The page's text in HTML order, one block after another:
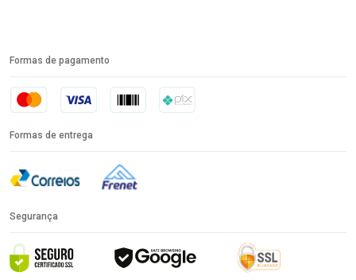
Formas de pagamento
Formas de entrega
Segurança